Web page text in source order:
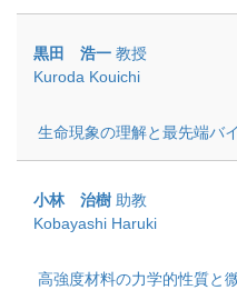
黒田 浩一 教授
Kuroda Kouichi
生命現象の理解と最先端バ
小林 治樹 助教
Kobayashi Haruki
高強度材料の力学的性質と